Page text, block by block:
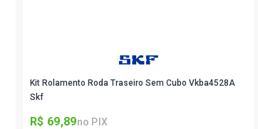
Kit Rolamento Roda Traseiro Sem Cubo Vkba4528A
Skf
R$ 69,89no PIX